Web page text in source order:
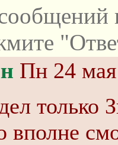
Пн 24
только
вполне